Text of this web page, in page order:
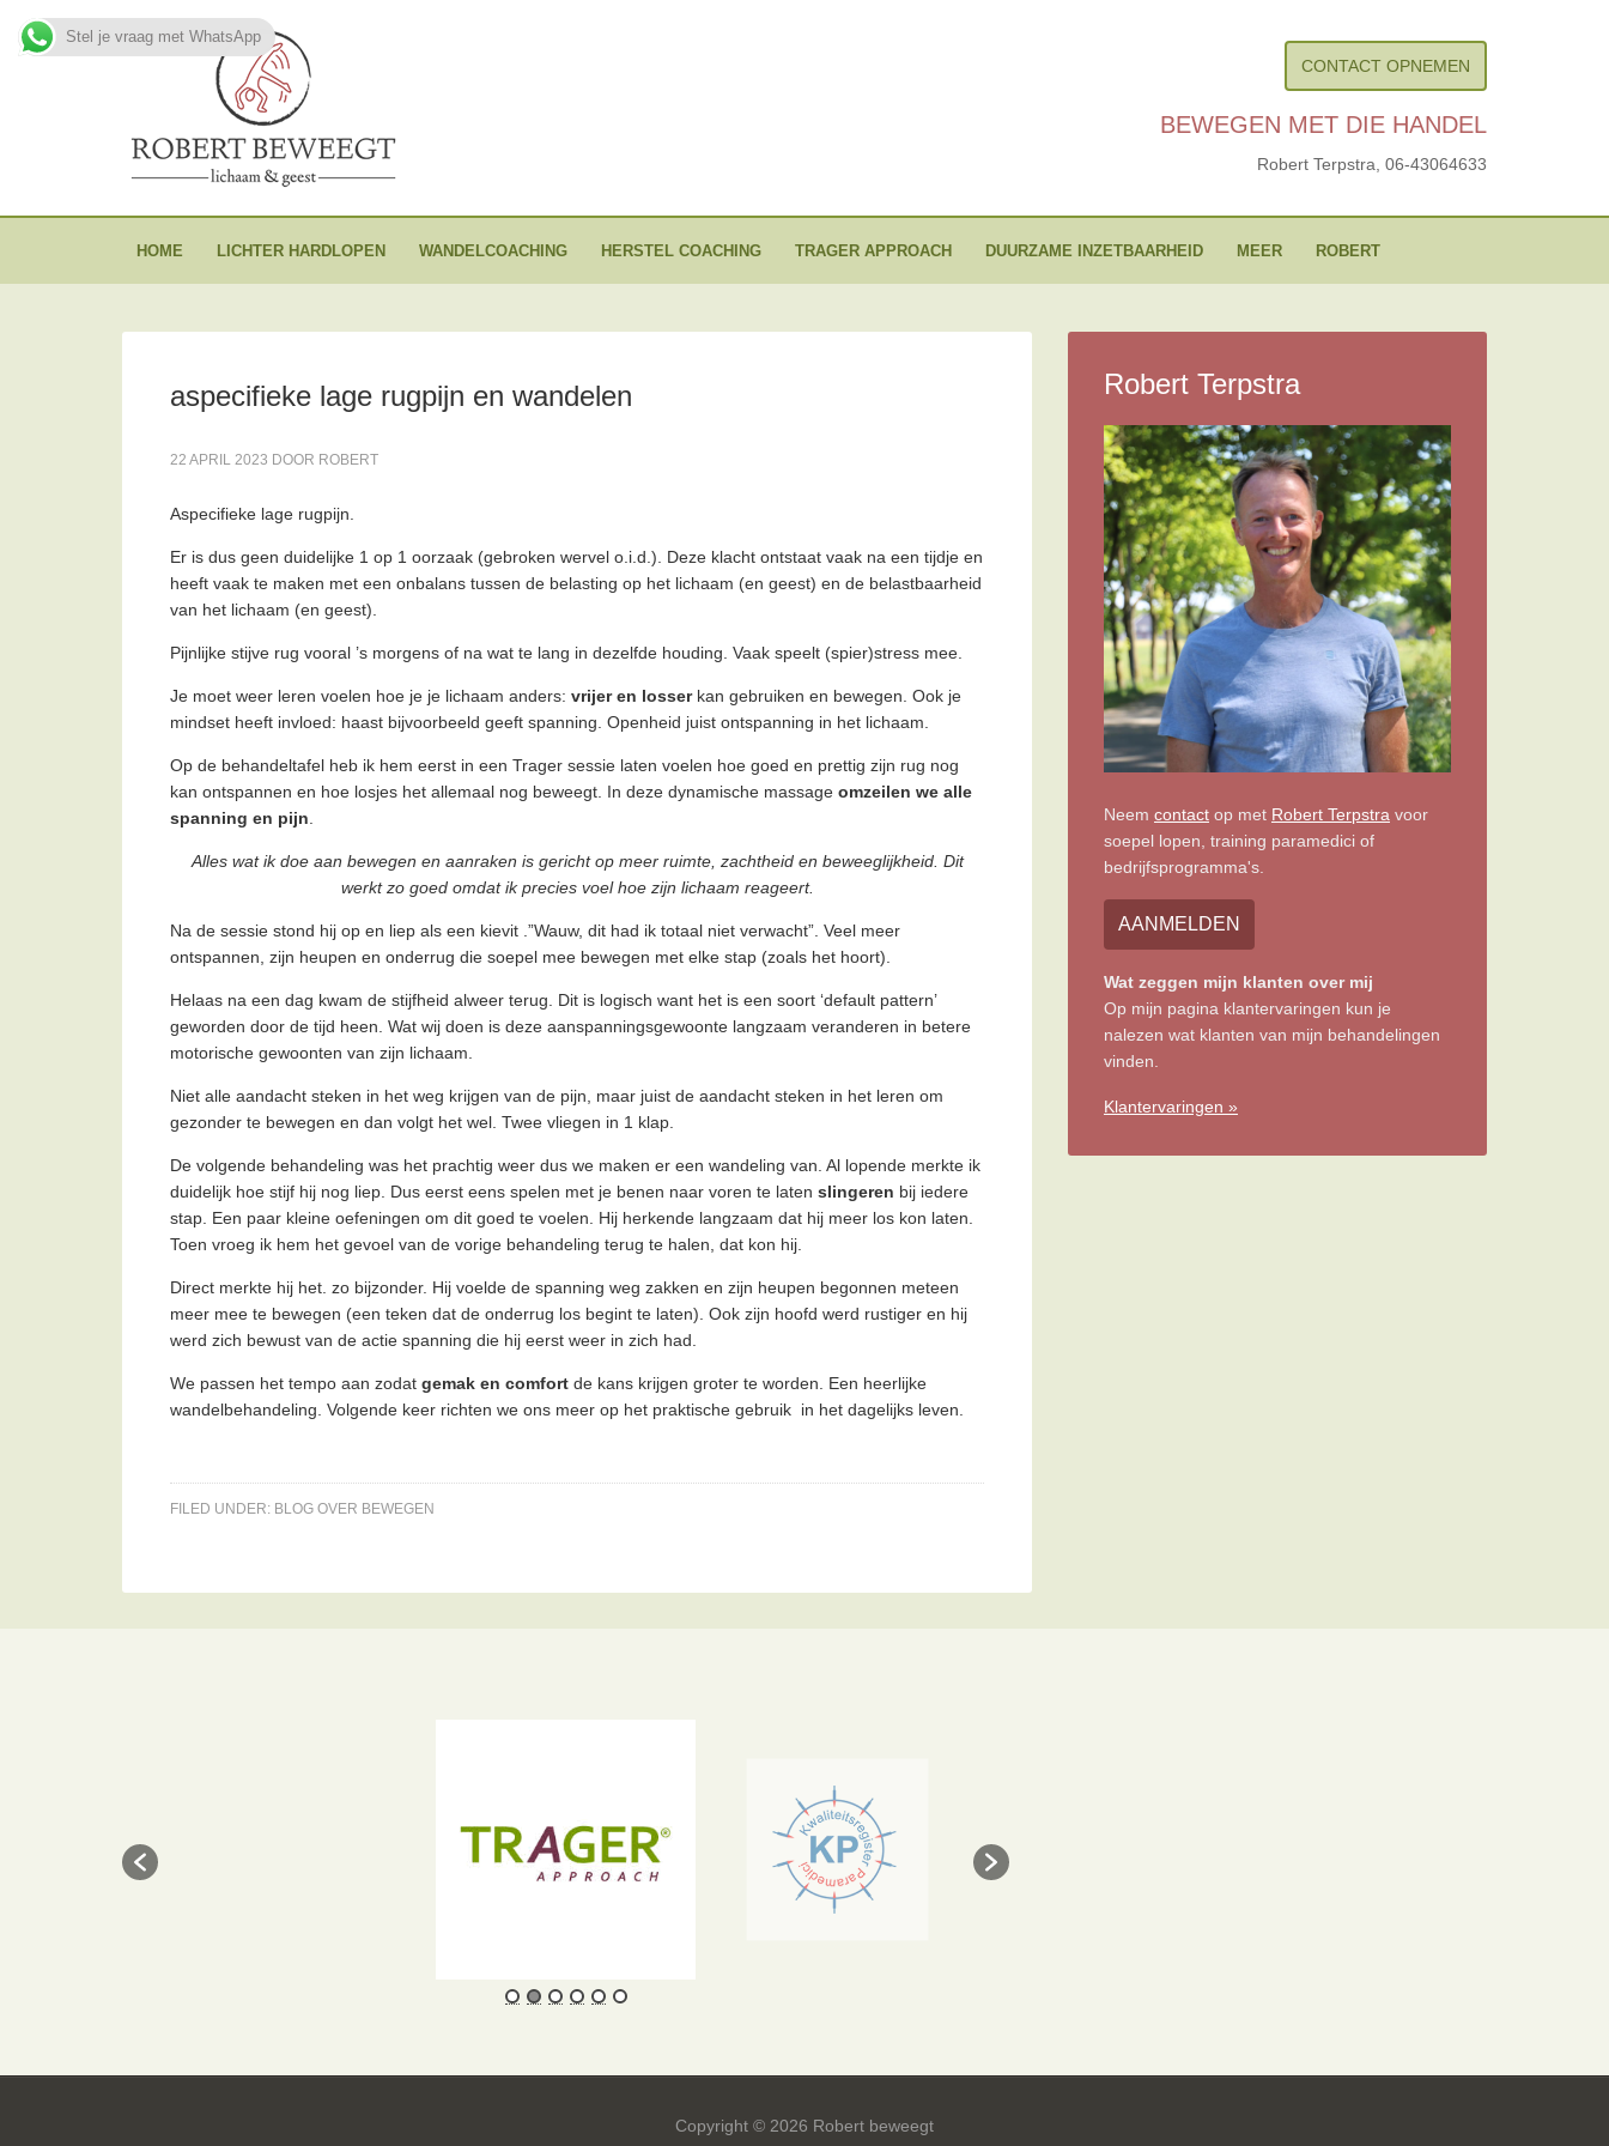
CONTACT OPNEMEN
BEWEGEN MET DIE HANDEL
Robert Terpstra, 06-43064633
HOME LICHTER HARDLOPEN WANDELCOACHING HERSTEL COACHING TRAGER APPROACH DUURZAME INZETBAARHEID MEER ROBERT
aspecifieke lage rugpijn en wandelen
22 APRIL 2023 DOOR ROBERT
Aspecifieke lage rugpijn.
Er is dus geen duidelijke 1 op 1 oorzaak (gebroken wervel o.i.d.). Deze klacht ontstaat vaak na een tijdje en
heeft vaak te maken met een onbalans tussen de belasting op het lichaam (en geest) en de belastbaarheid
van het lichaam (en geest).
Pijnlijke stijve rug vooral ’s morgens of na wat te lang in dezelfde houding. Vaak speelt (spier)stress mee.
Je moet weer leren voelen hoe je je lichaam anders: vrijer en losserkan gebruiken en bewegen. Ook je
mindset heeft invloed: haast bijvoorbeeld geeft spanning. Openheid juist ontspanning in het lichaam.
Op de behandeltafel heb ik hem eerst in een Trager sessie laten voelen hoe goed en prettig zijn rug nog
kan ontspannen en hoe losjes het allemaal nog beweegt. In deze dynamische massage omzeilen we alle
spanning en pijn
Alles wat ik doe aan bewegen en aanraken is gericht op meer ruimte, zachtheid en beweeglijkheid. Dit
werkt zo goed omdat ik precies voel hoe zijn lichaam reageert.
Na de sessie stond hij op en liep als een kievit .”Wauw, dit had ik totaal niet verwacht”. Veel meer
ontspannen, zijn heupen en onderrug die soepel mee bewegen met elke stap (zoals het hoort).
Helaas na een dag kwam de stijfheid alweer terug. Dit is logisch want het is een soort ‘default pattern’
geworden door de tijd heen. Wat wij doen is deze aanspanningsgewoonte langzaam veranderen in betere
motorische gewoonten van zijn lichaam.
Niet alle aandacht steken in het weg krijgen van de pijn, maar juist de aandacht steken in het leren om
gezonder te bewegen en dan volgt het wel. Twee vliegen in 1 klap.
De volgende behandeling was het prachtig weer dus we maken er een wandeling van. Al lopende merkte ik
duidelijk hoe stijf hij nog liep. Dus eerst eens spelen met je benen naar voren te laten slingeren bij iedere
stap. Een paar kleine oefeningen om dit goed te voelen. Hij herkende langzaam dat hij meer los kon laten.
Toen vroeg ik hem het gevoel van de vorige behandeling terug te halen, dat kon hij.
Direct merkte hij het. zo bijzonder. Hij voelde de spanning weg zakken en zijn heupen begonnen meteen
meer mee te bewegen (een teken dat de onderrug los begint te laten). Ook zijn hoofd werd rustiger en hij
werd zich bewust van de actie spanning die hij eerst weer in zich had.
We passen het tempo aan zodat gemak en comfort de kans krijgen groter te worden. Een heerlijke
wandelbehandeling. Volgende keer richten we ons meer op het praktische gebruik in het dagelijks leven.
FILED UNDER: BLOG OVER BEWEGEN
Robert Terpstra
Neem contact op met Robert Terpstra voor
soepel lopen, training paramedici of
bedrijfsprogramma's.
AANMELDEN
Wat zeggen mijn klanten over mij
Op mijn pagina klantervaringen kun je
nalezen wat klanten van mijn behandelingen
vinden.
Klantervaringen »
Copyright © 2026 Robert beweegt
Stel je vraag met WhatsApp